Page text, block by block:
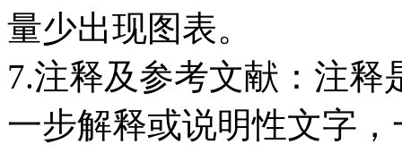
量少出现图表。
7.注释及参考文献：注
一步解释或说明性文字